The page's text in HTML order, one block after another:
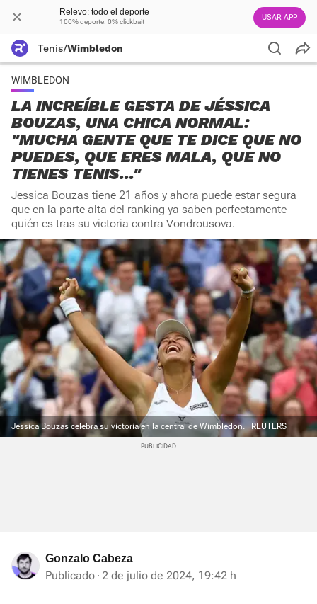
Relevo: todo el deporte
100% deporte. 0% clickbait USAR APP
Tenis/Wimbledon
WIMBLEDON
LA INCREÍBLE GESTA DE JÉSSICA
BOUZAS, UNA CHICA NORMAL:
"MUCHA GENTE QUE TE DICE QUE NO
PUEDES, QUE ERES MALA, QUE NO
TIENES TENIS..."
Jessica Bouzas tiene 21 años y ahora puede estar segura
que en la parte alta del ranking ya saben perfectamente
quién es tras su victoria contra Vondrousova.
Jessica Bouzas celebra su victoria en la central de Wimbledon. REUTERS
Gonzalo Cabeza
Publicado 2 de julio de 2024, 19:42 h